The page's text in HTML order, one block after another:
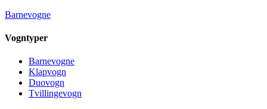
Barnevogne
Vogntyper
Barnevogne
Klapvogn
Duovogn
Tvillingevogn